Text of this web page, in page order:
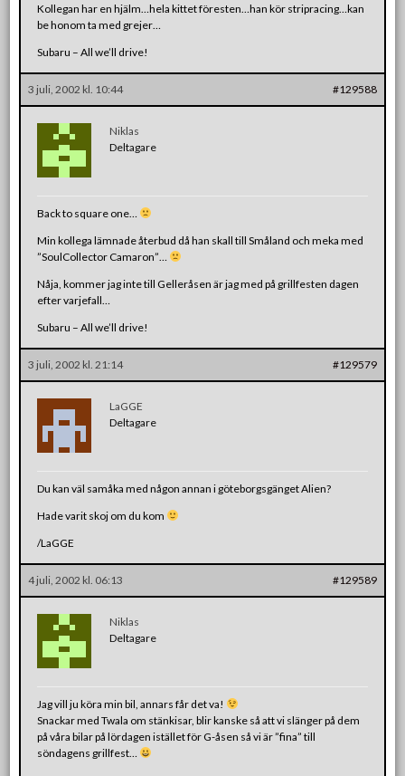
Kollegan har en hjälm…hela kittet föresten…han kör stripracing…kan
be honom ta med grejer…
Subaru – All we’ll drive!
3 juli, 2002 kl. 10:44 #129588
Niklas
Deltagare
Back to square one…
Min kollega lämnade återbud då han skall till Småland och meka med
”SoulCollector Camaron”…
Nåja, kommer jag inte till Gelleråsen är jag med på grillfesten dagen
efter varjefall…
Subaru – All we’ll drive!
3 juli, 2002 kl. 21:14 #129579
LaGGE
Deltagare
Du kan väl samåka med någon annan i göteborgsgänget Alien?
Hade varit skoj om du kom
/LaGGE
4 juli, 2002 kl. 06:13 #129589
Niklas
Deltagare
Jag vill ju köra min bil, annars får det va!
Snackar med Twala om stänkisar, blir kanske så att vi slänger på dem
på våra bilar på lördagen istället för G-åsen så vi är ”fina” till
söndagens grillfest…